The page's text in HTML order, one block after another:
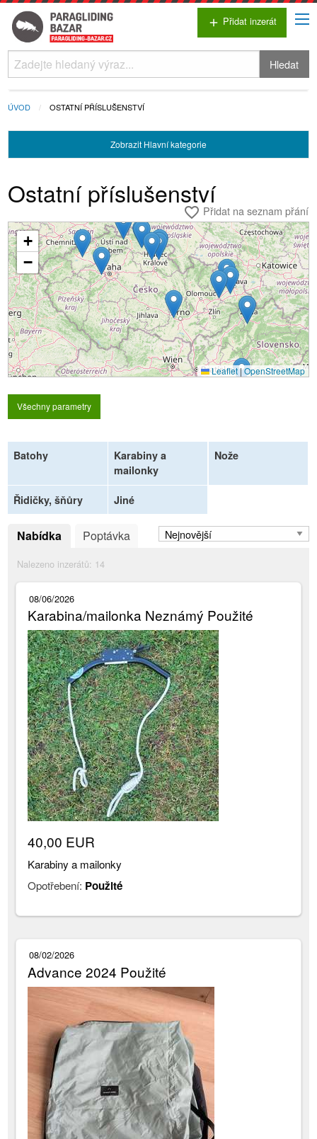
add Přidat inzerát
Hledat
ÚVOD OSTATNÍ PŘÍSLUŠENSTVÍ
Zobrazit Hlavní kategorie
Ostatní příslušenství
favorite_border Přidat na seznam přání
Načítání...
+
−
Leaflet|OpenStreetMap
Všechny parametry
Batohy
Karabiny a
mailonky
Nože
Řidičky, šňůry Jiné
Nabídka Poptávka
Nalezeno inzerátů: 14
08/06/2026
Karabina/mailonka Neznámý Použité
40,00 EUR
Karabiny a mailonky
Opotřebení: Použité
08/02/2026
Advance 2024 Použité